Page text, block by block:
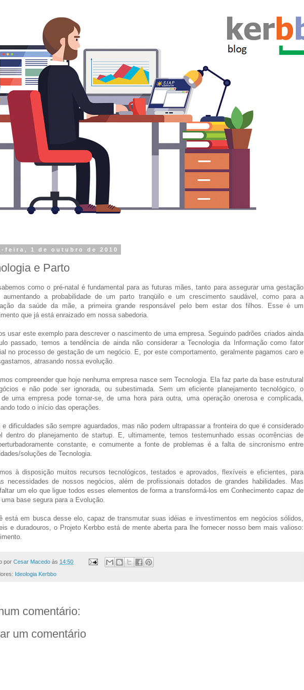
feira, 1 de outubro de 2010
e Parto
como o pré-natal é fundamental para as futuras mães, tanto para assegurar uma gestação
aumentando a probabilidade de um parto tranqüilo e um crescimento saudável, como para a
da saúde da mãe, a primeira grande responsável pelo bem estar dos filhos. Esse é um
que já está enraizado em nossa sabedoria.
usar este exemplo para descrever o nascimento de uma empresa. Seguindo padrões criados ainda
passado, temos a tendência de ainda não considerar a Tecnologia da Informação como fator
no processo de gestação de um negócio. E, por este comportamento, geralmente pagamos caro e
atrasando nossa evolução.
compreender que hoje nenhuma empresa nasce sem Tecnologia. Ela faz parte da base estrutural
e não pode ser ignorada, ou subestimada. Sem um eficiente planejamento tecnológico, o
de uma empresa pode tornar-se, de uma hora para outra, uma operação onerosa e complicada,
todo o início das operações.
e dificuldades são sempre aguardados, mas não podem ultrapassar a fronteira do que é considerado
dentro do planejamento de startup. E, ultimamente, temos testemunhado essas ocorrências de
constante, e comumente a fonte de problemas é a falta de sincronismo entre
soluções de Tecnologia.
à disposição muitos recursos tecnológicos, testados e aprovados, flexíveis e eficientes, para
necessidades de nossos negócios, além de profissionais dotados de grandes habilidades. Mas
um elo que ligue todos esses elementos de forma a transformá-los em Conhecimento capaz de
base segura para a Evolução.
está em busca desse elo, capaz de transmutar suas idéias e investimentos em negócios sólidos,
e duradouros, o Projeto Kerbbo está de mente aberta para lhe fornecer nosso bem mais valioso:
por Cesar Macedo às 14:50
Ideologia Kerbbo
comentário:
um comentário